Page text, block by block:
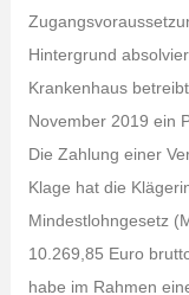
Hintergrund
Krankenhaus
November 2019 ein
Die Zahlung einer
Klage hat die
Mindestlohngesetz
10.269,85 Euro
habe im Rahmen